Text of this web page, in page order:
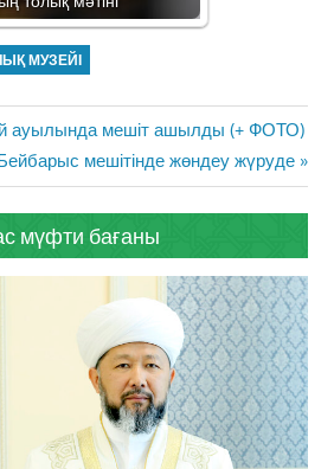
МУЗЕЙІ
ауылында мешіт ашылды (+ ФОТО)
мешітінде жөндеу жүруде
мүфти бағаны